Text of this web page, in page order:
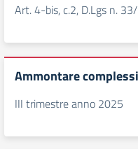
Art. 4-bis, c.2, D.Lgs n.
Ammontare
III trimestre anno 2025